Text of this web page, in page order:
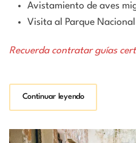
Avistamiento de aves
Visita al Parque
Recuerda contratar guías
Continuar leyendo